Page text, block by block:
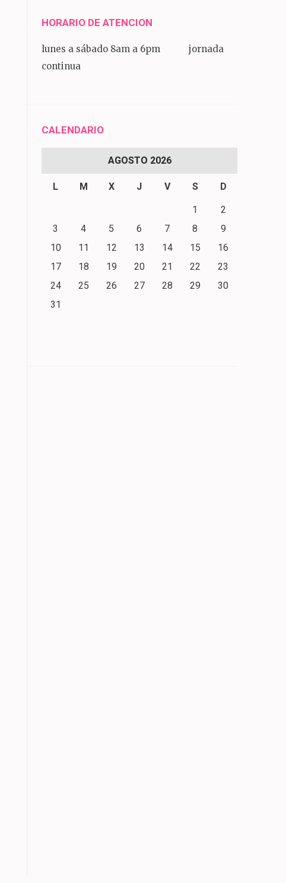
HORARIO DE ATENCION
lunes a sábado 8am a 6pm jornada
continua
CALENDARIO
AGOSTO 2026
L M X J V S D
1
2
3
4 5 6 7 8
9
10
11 12 13 14 15
16
17
18 19 20 21 22
23
24
25 26 27 28 29
30
31